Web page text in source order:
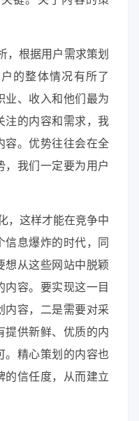
，根据用户需求策划
的整体情况有所了
业、收入和他们最为
注的内容和需求，我
容。优势往往会在全
，我们一定要为用户
，这样才能在竞争中
信息爆炸的时代，同
想从这些网站中脱颖
容。要实现这一目
内容，二是需要对采
提供新鲜、优质的内
。精心策划的内容也
的信任度，从而建立